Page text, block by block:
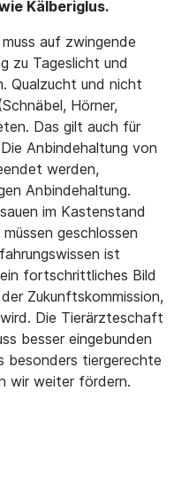
Kälberiglus.
auf zwingende
zu Tageslicht und
Qualzucht und nicht
Hörner,
Das gilt auch für
Anbindehaltung von
werden,
Anbindehaltung.
im Kastenstand
geschlossen
ist
fortschrittliches Bild
Zukunftskommission,
Die Tierärzteschaft
besser eingebunden
besonders tiergerechte
wir weiter fördern.